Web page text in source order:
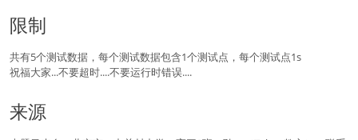
限制
共有5个测试数据，每个测试数据包含1个测试点，每个测试点1s
祝福大家...不要超时....不要运行时错误....
来源